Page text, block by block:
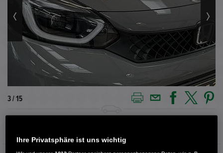
3 / 15
Ihre Privatsphäre ist uns wichtig